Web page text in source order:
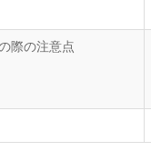
際の注意点